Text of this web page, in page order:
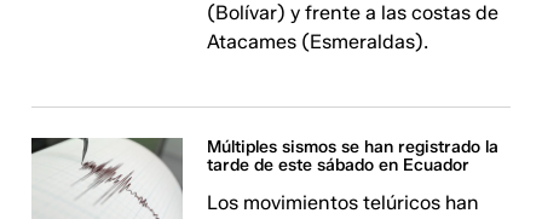
(Bolívar) y frente a las costas de
Atacames (Esmeraldas).
Múltiples sismos se han registrado la
tarde de este sábado en Ecuador
Los movimientos telúricos han